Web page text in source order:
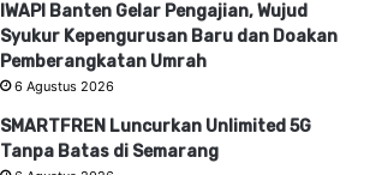
IWAPI Banten Gelar Pengajian, Wujud
Syukur Kepengurusan Baru dan Doakan
Pemberangkatan Umrah
6 Agustus 2026
SMARTFREN Luncurkan Unlimited 5G
Tanpa Batas di Semarang